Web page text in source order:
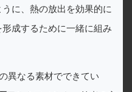
に、熱の放出を効果的に
成するために一緒に組み
異なる素材でできてい